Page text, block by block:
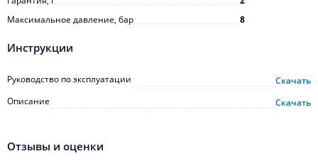
Максимальное давление, бар
8
Инструкции
Руководство по эксплуатации
Скачать
Описание
Скачать
Отзывы и оценки